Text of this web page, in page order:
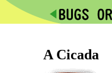
A Cicada